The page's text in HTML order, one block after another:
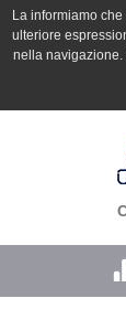
La informiamo
ulteriore
nella navigazione.